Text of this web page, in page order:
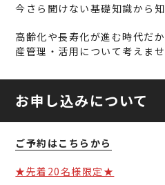
今さら聞けない基礎知識から
高齢化や長寿化が進む時代だ
産管理・活用について考えま
お申し込みについて
ご予約はこちらから
★先着20名様限定★